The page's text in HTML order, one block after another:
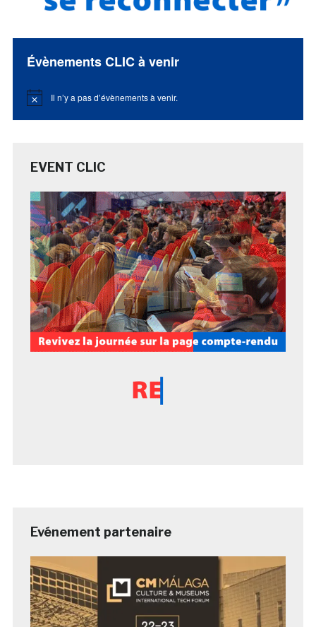
Évènements CLIC à venir
Notice Il n’y a pas d’évènements à venir.
EVENT CLIC
Evénement partenaire